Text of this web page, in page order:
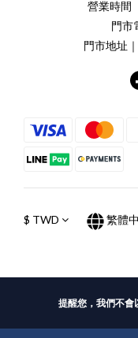
營業時間
門市
門市地址
$ TWD 繁體
提醒您，我們不會